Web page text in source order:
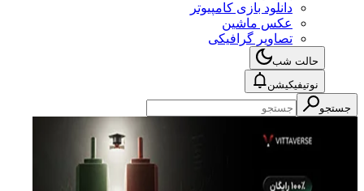
دانلود بازی کامپیوتر
عکس ماشین
تصاویر گرافیکی
حالت شب
نوتیفیکیشن
جستجو